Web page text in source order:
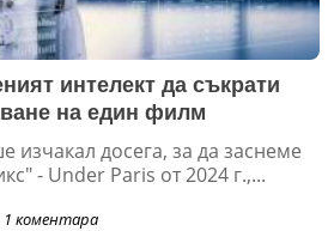
интелект да съкрати
на един филм
изчакал досега, за да заснеме
- Under Paris от 2024 г.,...
1 коментара